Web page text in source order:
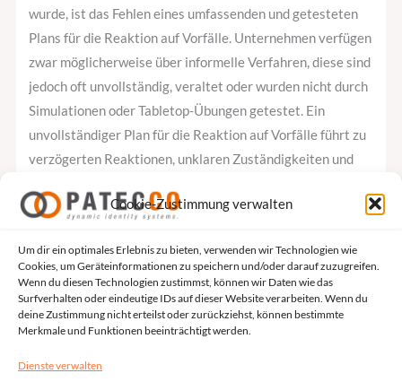
Cookie-Zustimmung verwalten
Um dir ein optimales Erlebnis zu bieten, verwenden wir Technologien wie
Cookies, um Geräteinformationen zu speichern und/oder darauf zuzugreifen.
Wenn du diesen Technologien zustimmst, können wir Daten wie das
Surfverhalten oder eindeutige IDs auf dieser Website verarbeiten. Wenn du
deine Zustimmung nicht erteilst oder zurückziehst, können bestimmte
Merkmale und Funktionen beeinträchtigt werden.
Dienste verwalten
wurde, ist das Fehlen eines umfassenden und getesteten
Plans für die Reaktion auf Vorfälle. Unternehmen verfügen
zwar möglicherweise über informelle Verfahren, diese sind
jedoch oft unvollständig, veraltet oder wurden nicht durch
Simulationen oder Tabletop-Übungen getestet. Ein
unvollständiger Plan für die Reaktion auf Vorfälle führt zu
verzögerten Reaktionen, unklaren Zuständigkeiten und
Sicherheitsvorfalls. Dies kann zu einer erheblichen
Verlusten und zu regulatorischen Konsequenzen führen.
Warum ist es so wichtig, bei IT-Audits festgestellte
Sicherheitslücken zu schließen? Bei der Behebung von
Sicherheitslücken, die bei IT-Audits festgestellt wurden,